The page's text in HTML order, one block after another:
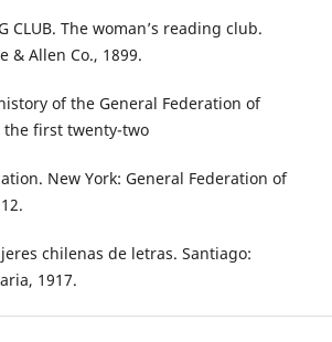
CLUB. The woman’s reading club.
& Allen Co., 1899.
of the General Federation of
the first twenty-two
New York: General Federation of
chilenas de letras. Santiago:
1917.